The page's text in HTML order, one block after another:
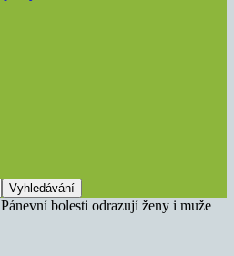
Pánevní bolesti odrazují ženy i muže